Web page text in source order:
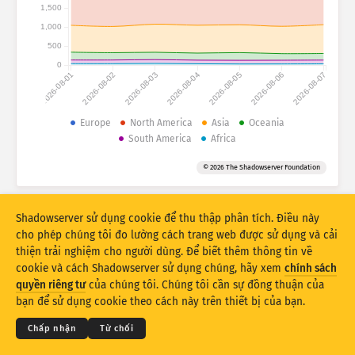
Thống kê tấn công: Thiết bị
Quốc gia
Bộ dữ liệu
Chồng lên
Cập Nhật Cài đặt lại
Tải xuống dạng PNG
2026-08-01 2026-08-02 2026-08-03 2026-08-04 2026-08-05 2026-08-06 2026-08-07
0
500
1,000
1,500
Europe North America Asia
Oceania
South America
Africa
© 2026 The Shadowserver Foundation
© 2026THE SHADOWSERVER FOUNDATION
Quyền riêng tư & Điều khoản
Liên hệ với chúng tôi
Tín dụng
Shadowserver sử dụng cookie để thu thập phân tích. Điều này
cho phép chúng tôi đo lường cách trang web được sử dụng và cải
thiện trải nghiệm cho người dùng. Để biết thêm thông tin về
cookie và cách Shadowserver sử dụng chúng, hãy xem chính sách
quyền riêng tưcủa chúng tôi. Chúng tôi cần sự đồng thuận của
bạn để sử dụng cookie theo cách này trên thiết bị của bạn.
Chấp nhận Từ chối